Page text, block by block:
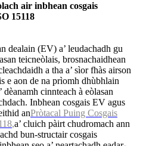
air inbhean cosgais
15118
dealain (EV) a’ leudachadh gu
teicneòlais, brosnachaidhean
a tha a’ sìor fhàs airson
e aon de na prìomh dhùbhlain
cinnteach à eòlasan
Inbhean cosgais EV agus
anPròtacal Puing Cosgais
,a’ cluich pàirt chudromach ann
bun-structair cosgais